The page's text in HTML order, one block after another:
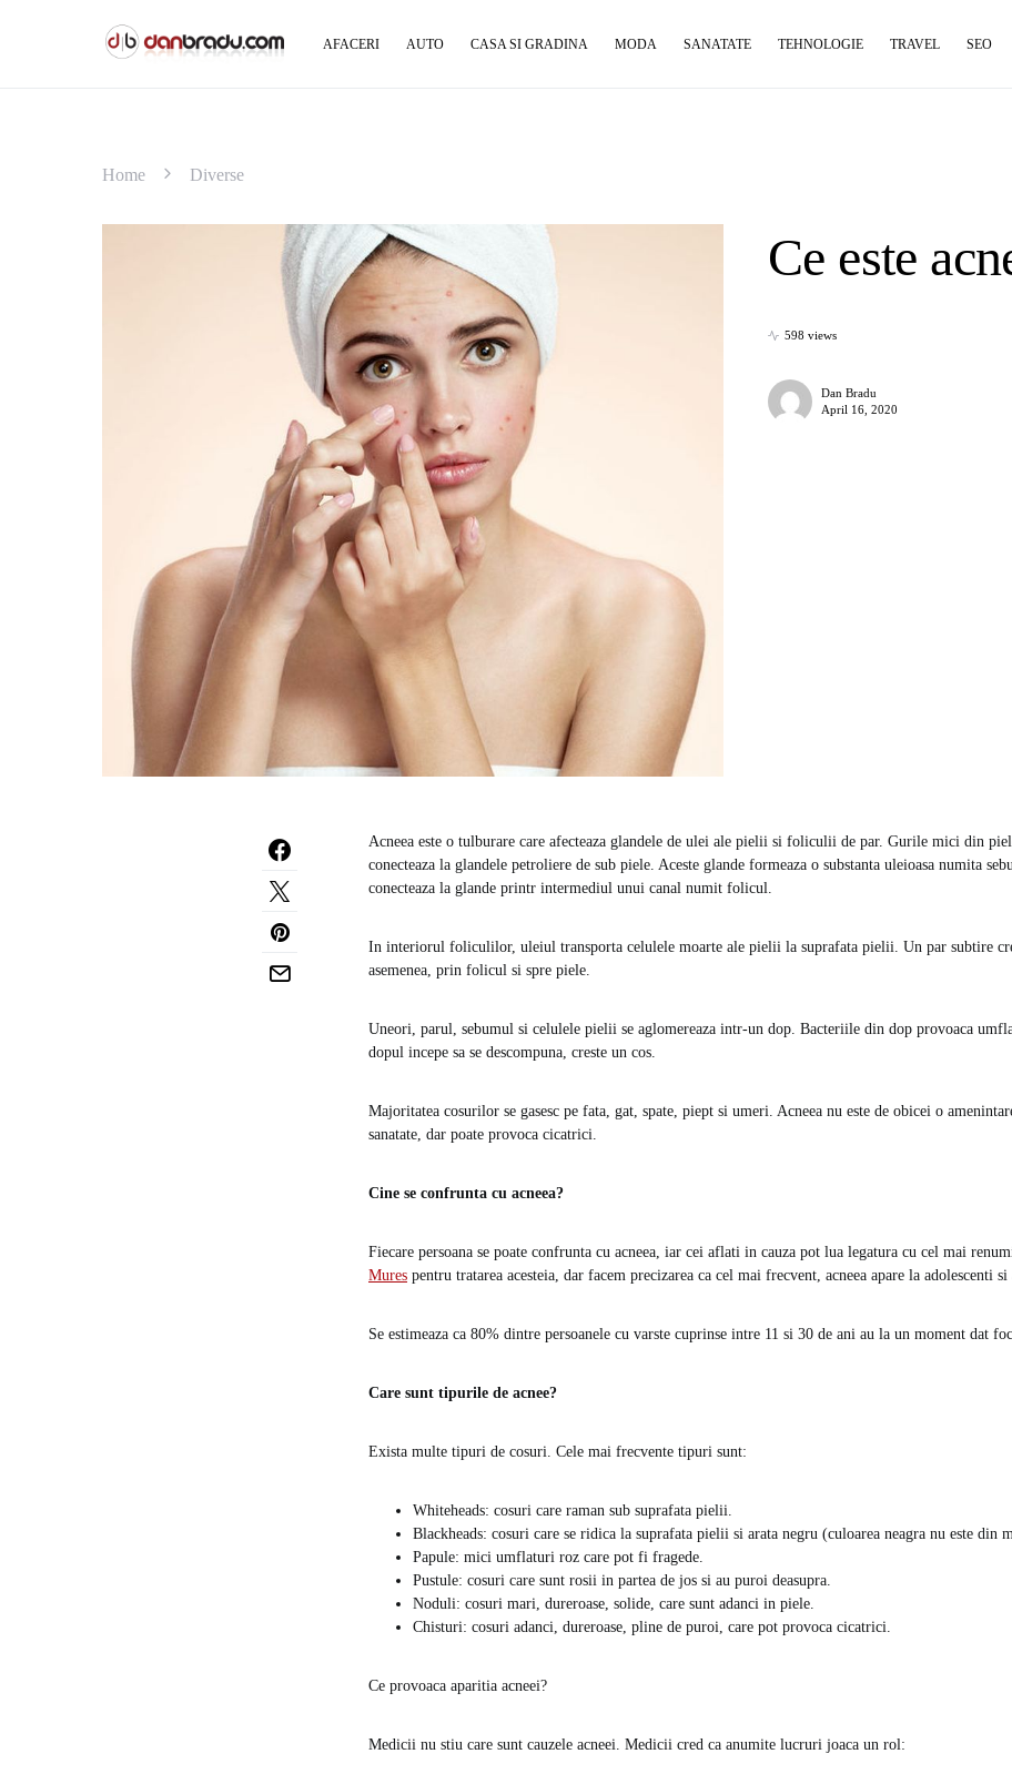
AFACERI AUTO CASA SI GRADINA MODA SANATATE TEHNOLOGIE TRAVEL SEO
Home Diverse
Ce este
598 views
Dan Bradu
April 16, 2020
Acneea este o tulburare care afecteaza glandele de ulei ale pielii si foliculii de par. Gurile mici din
conecteaza la glandele petroliere de sub piele. Aceste glande formeaza o substanta uleioasa numita
conecteaza la glande printr intermediul unui canal numit folicul.
In interiorul foliculilor, uleiul transporta celulele moarte ale pielii la suprafata pielii. Un par subtire
asemenea, prin folicul si spre piele.
Uneori, parul, sebumul si celulele pielii se aglomereaza intr-un dop. Bacteriile din dop provoaca
dopul incepe sa se descompuna, creste un cos.
Majoritatea cosurilor se gasesc pe fata, gat, spate, piept si umeri. Acneea nu este de obicei o
sanatate, dar poate provoca cicatrici.
Cine se confrunta cu acneea?
Fiecare persoana se poate confrunta cu acneea, iar cei aflati in cauza pot lua legatura cu cel mai
Mures pentru tratarea acesteia, dar facem precizarea ca cel mai frecvent, acneea apare la adolescenti
Se estimeaza ca 80% dintre persoanele cu varste cuprinse intre 11 si 30 de ani au la un moment dat
Care sunt tipurile de acnee?
Exista multe tipuri de cosuri. Cele mai frecvente tipuri sunt:
Whiteheads: cosuri care raman sub suprafata pielii.
Blackheads: cosuri care se ridica la suprafata pielii si arata negru (culoarea neagra nu este din
Papule: mici umflaturi roz care pot fi fragede.
Pustule: cosuri care sunt rosii in partea de jos si au puroi deasupra.
Noduli: cosuri mari, dureroase, solide, care sunt adanci in piele.
Chisturi: cosuri adanci, dureroase, pline de puroi, care pot provoca cicatrici.
Ce provoaca aparitia acneei?
Medicii nu stiu care sunt cauzele acneei. Medicii cred ca anumite lucruri joaca un rol: